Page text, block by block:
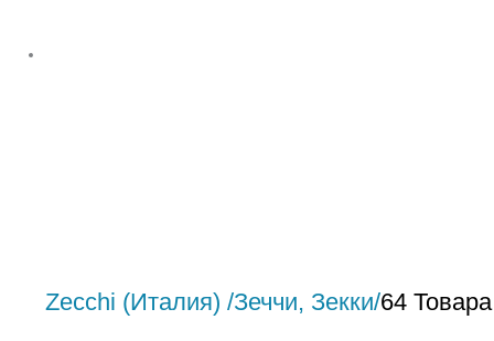
Zecchi (Италия) /Зеччи, Зекки/64 Товара